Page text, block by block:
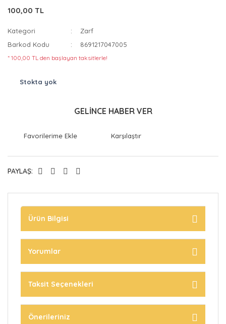
100,00 TL
Kategori
Zarf
Barkod Kodu
8691217047005
* 100,00 TL den başlayan taksitlerle!
Stokta yok
GELİNCE HABER VER
Karşılaştır
PAYLAŞ:
Ürün Bilgisi
Yorumlar
Taksit Seçenekleri
Önerileriniz